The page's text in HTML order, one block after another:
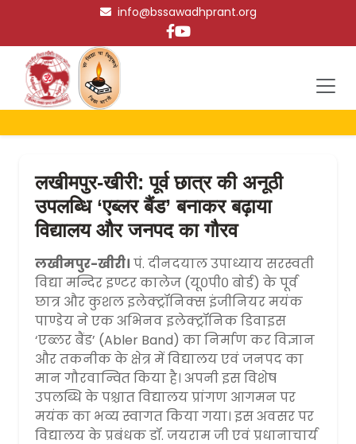
info@bssawadhprant.org
लखीमपुर-खीरी: पूर्व छात्र की अनूठी
उपलब्धि ‘एब्लर बैंड’ बनाकर बढ़ाया
विद्यालय और जनपद का गौरव
लखीमपुर-खीरी। पं. दीनदयाल उपाध्याय सरस्वती
विद्या मन्दिर इण्टर कालेज (यू०पी० बोर्ड) के पूर्व
छात्र और कुशल इलेक्ट्रॉनिक्स इंजीनियर मयंक
पाण्डेय ने एक अभिनव इलेक्ट्रॉनिक डिवाइस
‘एब्लर बैंड’ (Abler Band) का निर्माण कर विज्ञान
और तकनीक के क्षेत्र में विद्यालय एवं जनपद का
मान गौरवान्वित किया है। अपनी इस विशेष
उपलब्धि के पश्चात विद्यालय प्रांगण आगमन पर
मयंक का भव्य स्वागत किया गया। इस अवसर पर
विद्यालय के प्रबंधक डॉ. जयराम जी एवं प्रधानाचार्य